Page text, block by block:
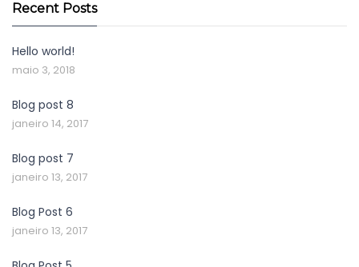
Recent Posts
Hello world!
maio 3, 2018
Blog post 8
janeiro 14, 2017
Blog post 7
janeiro 13, 2017
Blog Post 6
janeiro 13, 2017